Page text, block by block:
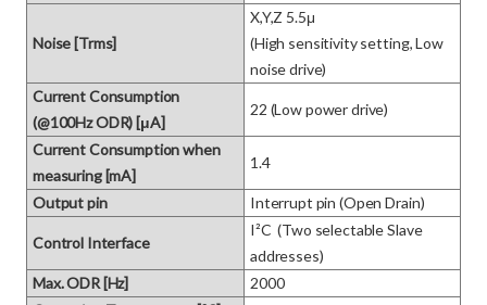
Noise [Trms]
X,Y,Z 5.5μ
(High sensitivity setting, Low
noise drive)
Current Consumption
(@100Hz ODR) [μA]
22 (Low power drive)
Current Consumption when
measuring [mA]
1.4
Output pin Interrupt pin (Open Drain)
Control Interface
I²C  (Two selectable Slave
addresses)
Max. ODR [Hz]
2000